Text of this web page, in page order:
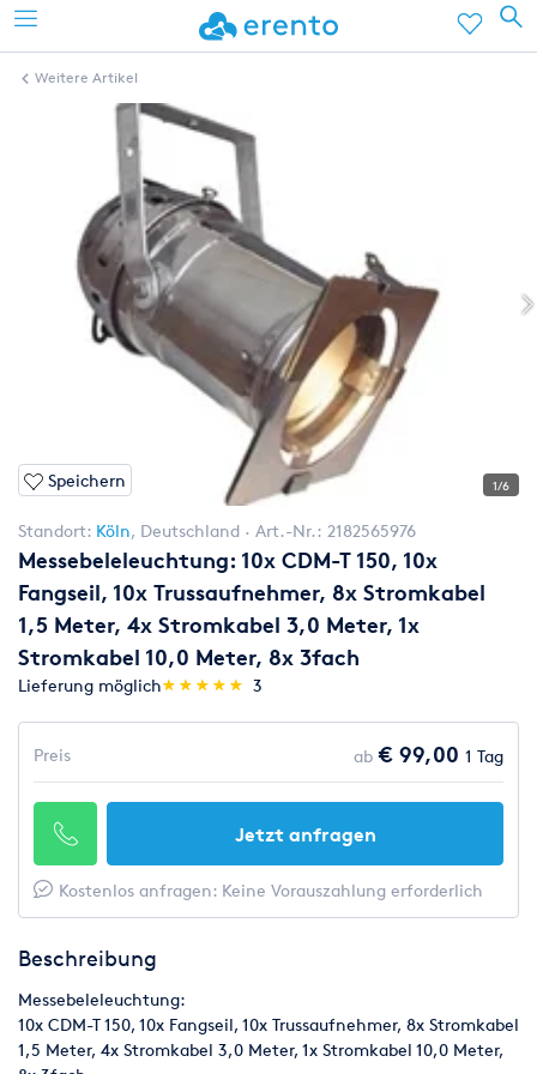
Weitere Artikel
Speichern 1/6
Standort: Köln, Deutschland Art.-Nr.: 2182565976
Messebeleleuchtung: 10x CDM-T 150, 10x
Fangseil, 10x Trussaufnehmer, 8x Stromkabel
1,5 Meter, 4x Stromkabel 3,0 Meter, 1x
Stromkabel 10,0 Meter, 8x 3fach
Lieferung möglich(*)
★
★
(*)★
★
(*) ★
★
(*) ★
★
(*) ★
★ 3
Preis ab € 99,00 1 Tag
Jetzt anfragen
Kostenlos anfragen: Keine Vorauszahlung erforderlich
Beschreibung
Messebeleleuchtung:
10x CDM-T 150, 10x Fangseil, 10x Trussaufnehmer, 8x Stromkabel
1,5 Meter, 4x Stromkabel 3,0 Meter, 1x Stromkabel 10,0 Meter,